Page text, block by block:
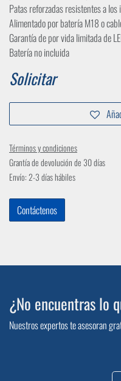
Patas reforzadas resistentes a los
Alimentado por batería M18 o
Garantía de por vida limitada de
Batería no incluida
Solicitar
Términos y condiciones
Grantía de devolución de 30 días
Envío: 2-3 días hábiles
Contáctenos
¿No encuentras lo
Nuestros expertos te asesoran